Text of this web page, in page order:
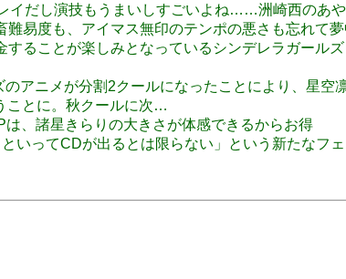
イだし演技もうまいしすごいよね……洲崎西のあ
易度も、アイマス無印のテンポの悪さも忘れて
ることが楽しみとなっているシンデレラガールズ
のアニメが分割2クールになったことにより、星
ことに。秋クールに次…
、諸星きらりの大きさが体感できるからお得
いってCDが出るとは限らない」という新たなフ